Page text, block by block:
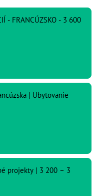
- FRANCÚZSKO - 3 600
| Ubytovanie
projekty | 3 200 – 3